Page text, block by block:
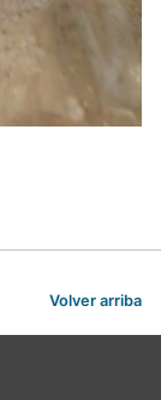
Volver arriba